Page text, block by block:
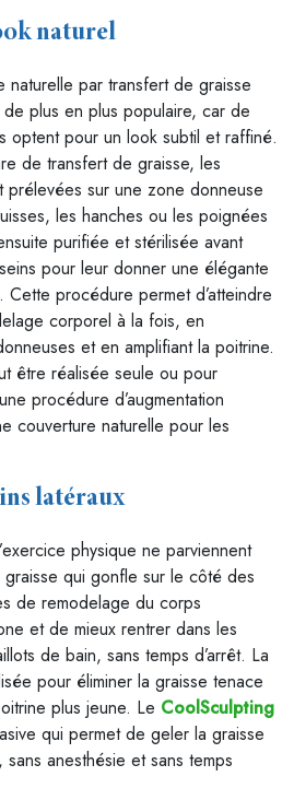
naturel
naturelle par transfert de graisse
plus en plus populaire, car de
optent pour un look subtil et raffiné.
de transfert de graisse, les
prélevées sur une zone donneuse
les hanches ou les poignées
purifiée et stérilisée avant
pour leur donner une élégante
Cette procédure permet d’atteindre
corporel à la fois, en
et en amplifiant la poitrine.
être réalisée seule ou pour
procédure d’augmentation
couverture naturelle pour les
latéraux
physique ne parviennent
qui gonfle sur le côté des
de remodelage du corps
et de mieux rentrer dans les
de bain, sans temps d’arrêt. La
pour éliminer la graisse tenace
plus jeune. Le CoolSculpting
qui permet de geler la graisse
anesthésie et sans temps